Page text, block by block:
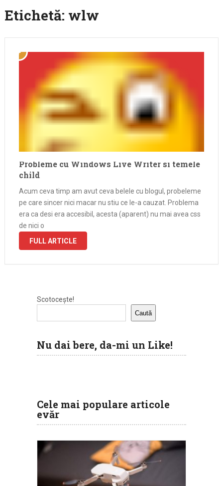
Etichetă: wlw
Probleme cu Windows Live Writer si temele
child
Acum ceva timp am avut ceva belele cu blogul, probeleme
pe care sincer nici macar nu stiu ce le-a cauzat. Problema
era ca desi era accesibil, acesta (aparent) nu mai avea css
de nici o
FULL ARTICLE
Scotocește!
Caută
Nu dai bere, da-mi un Like!
Cele mai populare articole
evăr